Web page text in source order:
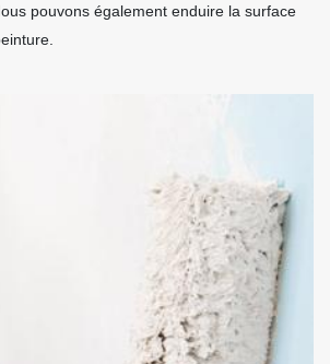
pouvons également enduire la surface